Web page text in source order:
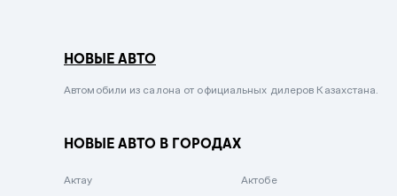
Сиреневый металлик
Вишневый
НОВЫЕ АВТО
Автомобили из салона от официальных дилеров Казахстана.
НОВЫЕ АВТО В ГОРОДАХ
Актау Актобе